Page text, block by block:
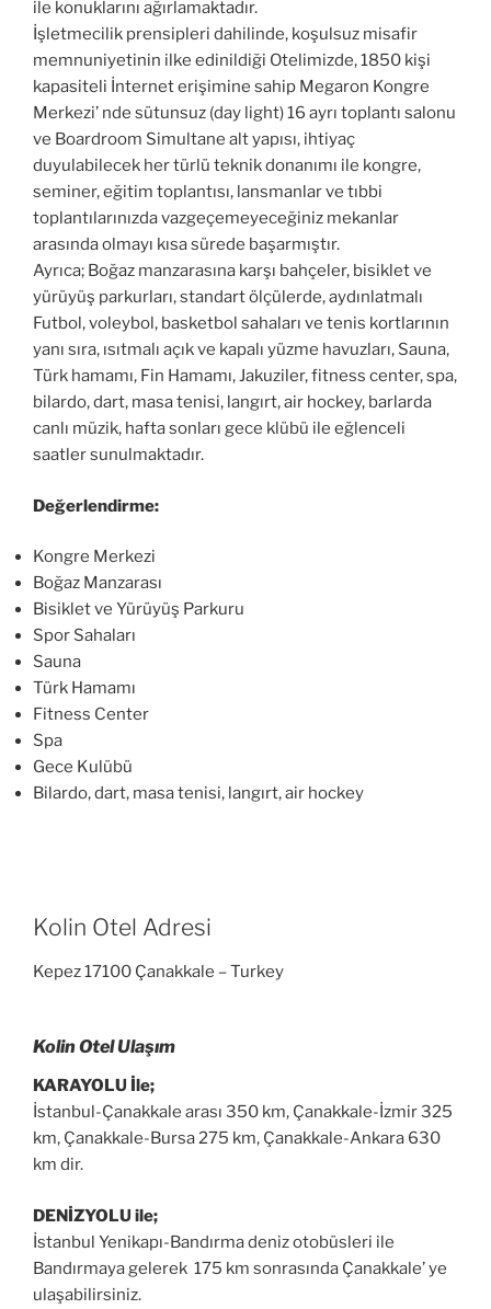
ile konuklarını ağırlamaktadır.
İşletmecilik prensipleri dahilinde, koşulsuz misafir
memnuniyetinin ilke edinildiği Otelimizde, 1850 kişi
kapasiteli İnternet erişimine sahip Megaron Kongre
Merkezi’ nde sütunsuz (day light) 16 ayrı toplantı salonu
ve Boardroom Simultane alt yapısı, ihtiyaç
duyulabilecek her türlü teknik donanımı ile kongre,
seminer, eğitim toplantısı, lansmanlar ve tıbbi
toplantılarınızda vazgeçemeyeceğiniz mekanlar
arasında olmayı kısa sürede başarmıştır.
Ayrıca; Boğaz manzarasına karşı bahçeler, bisiklet ve
yürüyüş parkurları, standart ölçülerde, aydınlatmalı
Futbol, voleybol, basketbol sahaları ve tenis kortlarının
yanı sıra, ısıtmalı açık ve kapalı yüzme havuzları, Sauna,
Türk hamamı, Fin Hamamı, Jakuziler, fitness center, spa,
bilardo, dart, masa tenisi, langırt, air hockey, barlarda
canlı müzik, hafta sonları gece klübü ile eğlenceli
saatler sunulmaktadır.
Değerlendirme:
Kongre Merkezi
Boğaz Manzarası
Bisiklet ve Yürüyüş Parkuru
Spor Sahaları
Sauna
Türk Hamamı
Fitness Center
Spa
Gece Kulübü
Bilardo, dart, masa tenisi, langırt, air hockey
Kolin Otel Adresi
Kepez 17100 Çanakkale – Turkey
Kolin Otel Ulaşım
KARAYOLU İle;
İstanbul-Çanakkale arası 350 km, Çanakkale-İzmir 325
km, Çanakkale-Bursa 275 km, Çanakkale-Ankara 630
km dir.
DENİZYOLU ile;
İstanbul Yenikapı-Bandırma deniz otobüsleri ile
Bandırmaya gelerek 175 km sonrasında Çanakkale’ ye
ulaşabilirsiniz.